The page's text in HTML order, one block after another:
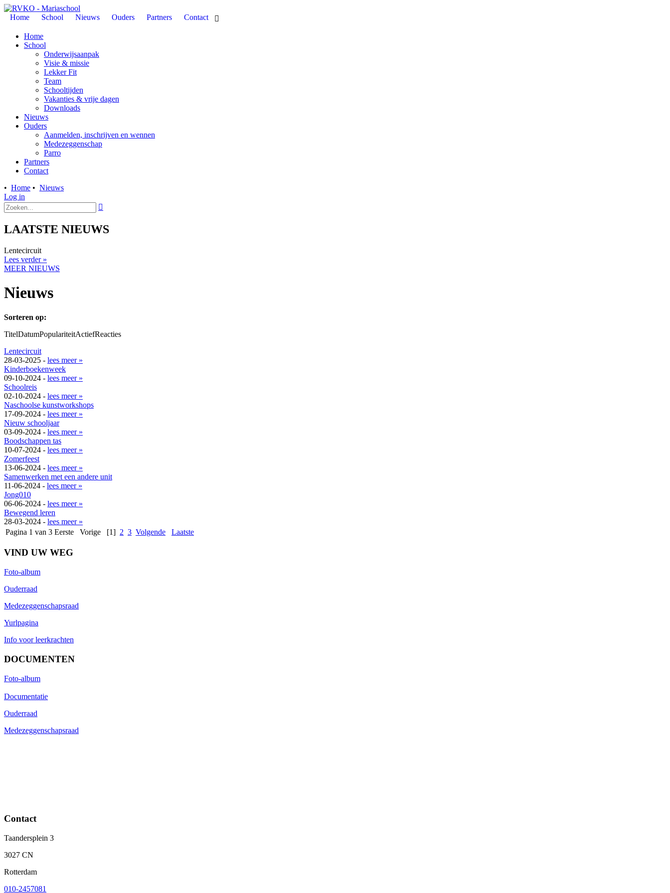
Home School Nieuws Ouders Partners Contact 
Home
School
Onderwijsaanpak
Visie & missie
Lekker Fit
Team
Schooltijden
Vakanties & vrije dagen
Downloads
Nieuws
Ouders
Aanmelden, inschrijven en wennen
Medezeggenschap
Parro
Partners
Contact
• Home • Nieuws
Log in

LAATSTE NIEUWS
Lentecircuit
Lees verder »
MEER NIEUWS
Nieuws
Sorteren op:
TitelDatumPopulariteitActiefReacties
Lentecircuit
28-03-2025 - lees meer »
Kinderboekenweek
09-10-2024 - lees meer »
Schoolreis
02-10-2024 - lees meer »
Naschoolse kunstworkshops
17-09-2024 - lees meer »
Nieuw schooljaar
03-09-2024 - lees meer »
Boodschappen tas
10-07-2024 - lees meer »
Zomerfeest
13-06-2024 - lees meer »
Samenwerken met een andere unit
11-06-2024 - lees meer »
Jong010
06-06-2024 - lees meer »
Bewegend leren
28-03-2024 - lees meer »
Pagina 1 van 3 Eerste Vorige [1] 2 3 Volgende Laatste
VIND UW WEG
Foto-album
Ouderraad
Medezeggenschapsraad
Yurlpagina
Info voor leerkrachten
DOCUMENTEN
Foto-album
Documentatie
Ouderraad
Medezeggenschapsraad
Contact
Taandersplein 3
3027 CN
Rotterdam
010-2457081